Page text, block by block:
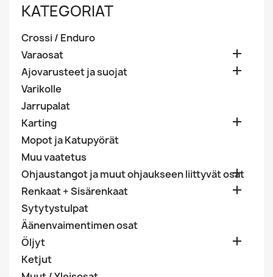
KATEGORIAT
Crossi / Enduro
Varaosat

Ajovarusteet ja suojat 
Varikolle
Jarrupalat
Karting

Mopot ja Katupyörät
Muu vaatetus
Ohjaustangot ja muut ohjaukseen liittyvät osat

Renkaat + Sisärenkaat 
Sytytystulpat
Äänenvaimentimen osat
Öljyt

Ketjut